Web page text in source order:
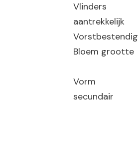
Vlinders
aantrekkelijk
Vorstbestendig
Bloem grootte
Vorm
secundair